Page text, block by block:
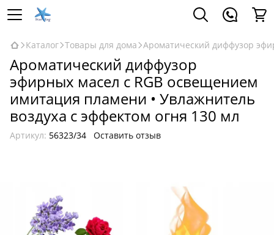
Каталог Товары для дома Ароматический диффузор
Ароматический диффузор
эфирных масел с RGB освещением
имитация пламени • Увлажнитель
воздуха с эффектом огня 130 мл
Артикул: 56323/34 Оставить отзыв